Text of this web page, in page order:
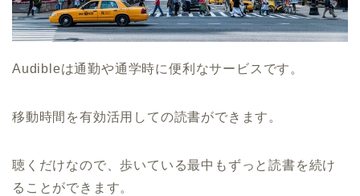
Audibleは通勤や通学時に便利なサービスです。
移動時間を有効活用しての読書ができます。
聴くだけなので、歩いている最中もずっと読書を続け
ることができます。